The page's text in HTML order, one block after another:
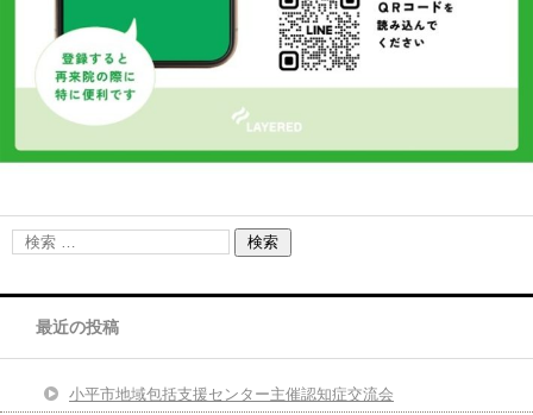
最近の投稿
小平市地域包括支援センター主催認知症交流会